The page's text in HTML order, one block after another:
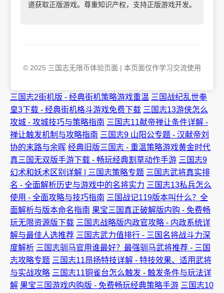
道获取正版游戏。尊重知识产权，支持正版游戏开发。
© 2025 三国志无限币体验页面 | 本页面仅作学习交流使用
三国志2街机版 - 经典街机策略游戏重温 三国战纪乱世拳
皇3下载 - 经典街机格斗游戏免费下载 三国志13游侠怎么
攻城 - 攻城技巧与策略指南 三国志11献帝禅让条件详解 -
禅让触发机制与攻略指南 三国志9 山阳公专题 - 汉献帝刘
协的末路与余晖 经典旧版三国志 - 重温策略游戏黄金时代
真三国无双版手游下载 - 畅玩经典割草动作手游 三国志9
幻术和妖术区别详解 | 三国志策略专题 三国志武将真实排
名 - 全面解析历史与游戏中的名将实力 三国志13私兵怎么
使用 - 全面攻略与技巧指南 三国战记119版本叫什么？全
面解析与版本命名指南 果宝三国真正破解版内购 - 免费畅
玩无限资源版下载 三国志战略版内政官攻略 - 内政系统详
解与最佳人选推荐 三国志武力值排行 - 三国名将战斗力深
度解析 三国志驯马官用谁最好？最强驯马武将推荐 - 三国
志攻略专题 三国志11昂扬特技详解 - 特技效果、适用武将
与实战攻略 三国志11铜雀台怎么触发 - 触发条件与玩法详
解 果宝三国游戏内购版 - 免费畅玩经典策略手游 三国志10